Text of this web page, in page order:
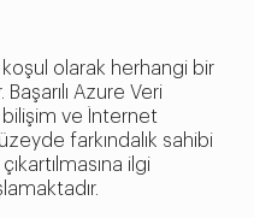
olarak herhangi bir
Azure Veri
bilişim ve İnternet
farkındalık sahibi
ilgi